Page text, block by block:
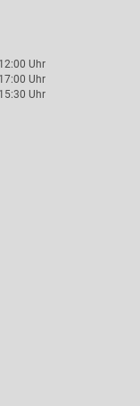
Uhr
Uhr
Uhr